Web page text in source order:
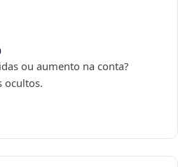
ou aumento na conta?
ocultos.